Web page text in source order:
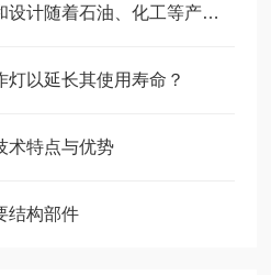
隔暴型防暴灯具的原理和设计随着石油、化工等产业的飞速发展
以延长其使用寿命？
术特点与优势
结构部件